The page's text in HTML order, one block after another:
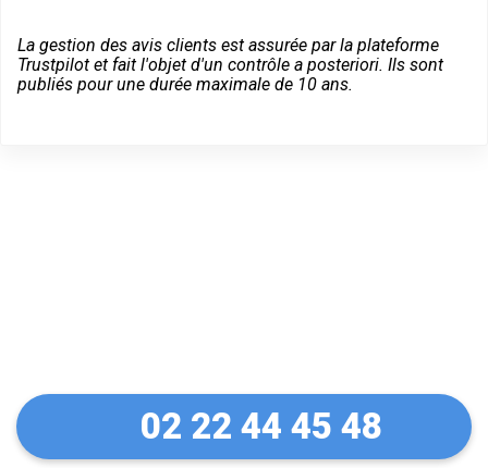
La gestion des avis clients est assurée par la plateforme
Trustpilot et fait l'objet d'un contrôle a posteriori. Ils sont
publiés pour une durée maximale de 10 ans.
02 22 44 45 48